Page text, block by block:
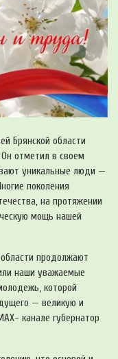
Брянской области
отметил в своем
уникальные люди —
поколения
на протяжении
мощь нашей
продолжают
наши уважаемые
которой
— великую и
канале губернатор